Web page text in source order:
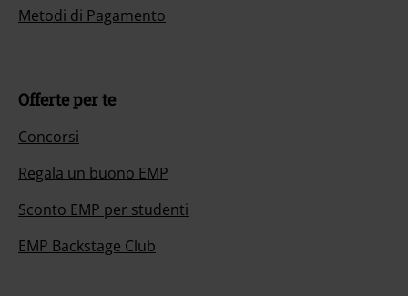
Metodi di Pagamento
Offerte per te
Concorsi
Regala un buono EMP
Sconto EMP per studenti
EMP Backstage Club